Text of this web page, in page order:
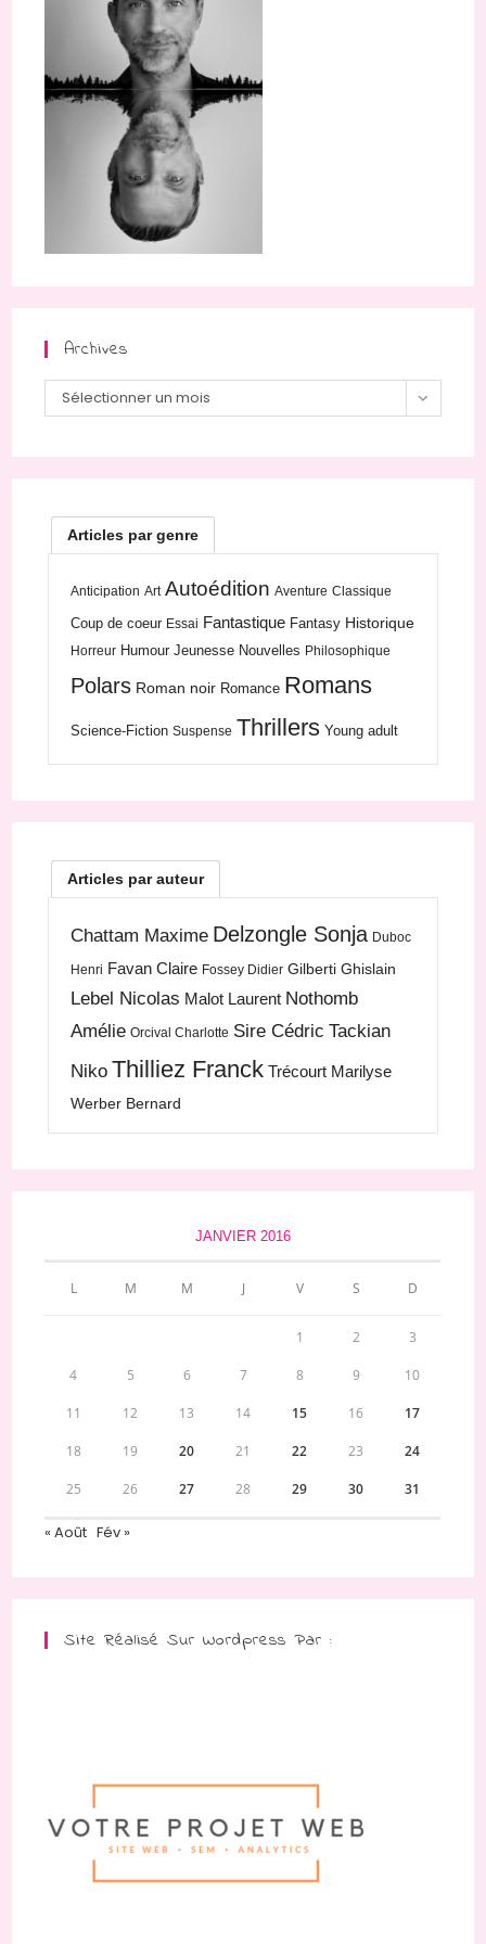
Archives
Archives
Sélectionner un mois
Articles par genre
Anticipation Art Autoédition Aventure Classique
Coup de coeur Essai Fantastique Fantasy Historique
Horreur Humour Jeunesse Nouvelles Philosophique
Polars Roman noir Romance Romans
Science-Fiction Suspense Thrillers Young adult
Articles par auteur
Chattam Maxime Delzongle Sonja Duboc
Henri Favan Claire Fossey Didier Gilberti Ghislain
Lebel Nicolas Malot Laurent Nothomb
Amélie Orcival Charlotte Sire Cédric Tackian
Niko Thilliez Franck Trécourt Marilyse
Werber Bernard
JANVIER 2016
L M M J V S D
1 2 3
4 5 6 7 8 9 10
11 12 13 14 15 16 17
18 19 20 21 22 23 24
25 26 27 28 29 30 31
« Août Fév »
Site Réalisé Sur Wordpress Par :